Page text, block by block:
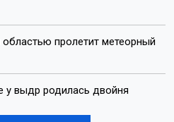
пролетит метеорный
у выдр родилась двойня